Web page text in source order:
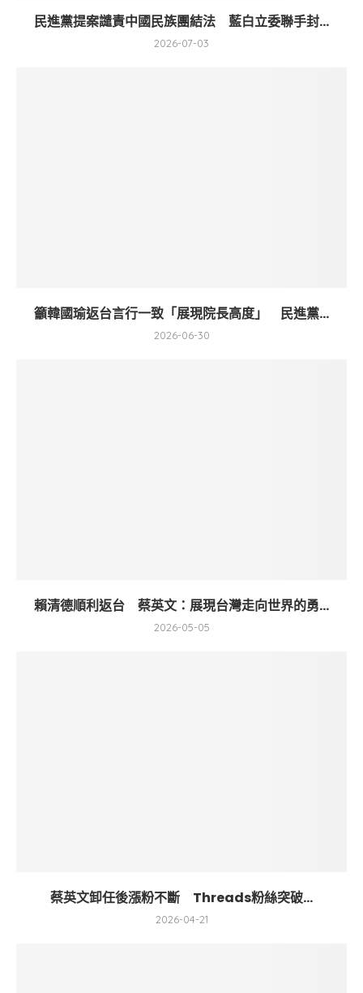
民進黨提案譴責中國民族團結法 藍白立委聯手封...
2026-07-03
籲韓國瑜返台言行一致「展現院長高度」 民進黨...
2026-06-30
賴清德順利返台 蔡英文：展現台灣走向世界的勇...
2026-05-05
蔡英文卸任後漲粉不斷 Threads粉絲突破...
2026-04-21